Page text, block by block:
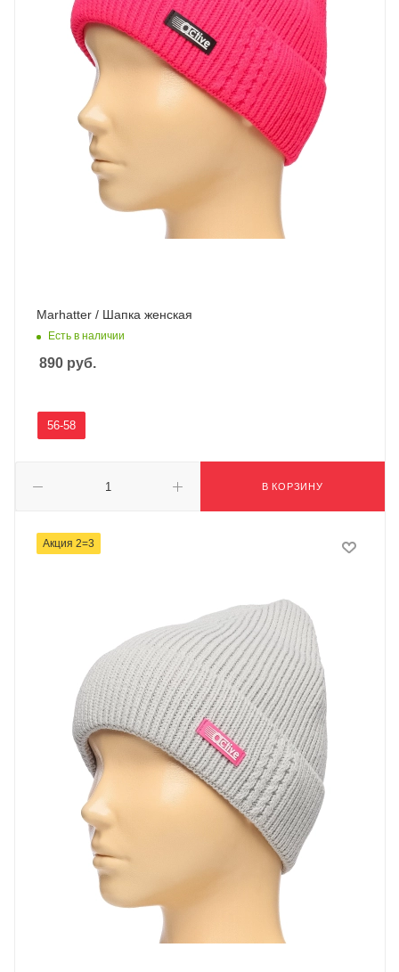
Marhatter / Шапка женская
Есть в наличии
890 руб.
В КОРЗИНУ
56-58
Акция 2=3